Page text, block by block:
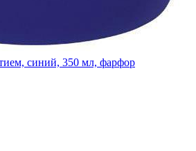
синий, 350 мл, фарфор